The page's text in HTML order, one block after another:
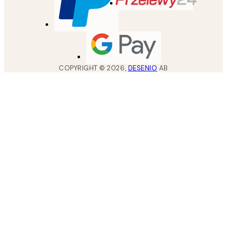
COPYRIGHT ©2026, DESENIO AB